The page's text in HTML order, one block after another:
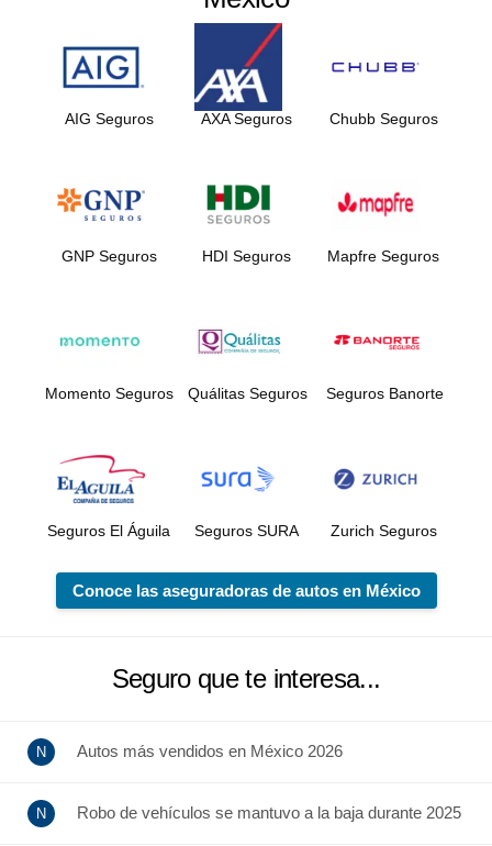
AIG Seguros AXA Seguros Chubb Seguros
GNP Seguros HDI Seguros Mapfre Seguros
Momento Seguros Quálitas Seguros Seguros Banorte
Seguros El Águila Seguros SURA Zurich Seguros
Conoce las aseguradoras de autos en México
Seguro que te interesa...
Autos más vendidos en México 2026
Robo de vehículos se mantuvo a la baja durante 2025